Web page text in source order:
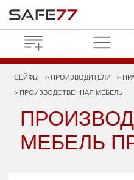
СЕЙФЫ ПРОИЗВОДИТЕЛИ
ПРОИЗВОДСТВЕННАЯ МЕБЕЛЬ
МЕБЕЛЬ